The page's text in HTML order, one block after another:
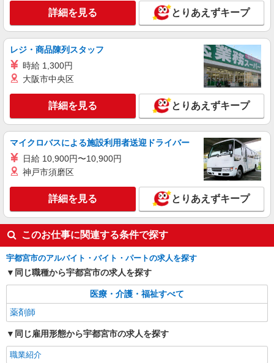
キープ 詳細を見る
パート 正社員 職業紹介
調剤薬局（栃木県宇都宮市）【アイデムエージェント薬剤師】
（JOB043487）
■正社員 年俸：400万円〜700万円 月給：
280,000円〜583,000円 ※年俸の12分割も可能で
す。 ※経験考慮します ■パート 時給：2,000円〜
2,500円 ※経験考慮します
栃木県宇都宮市（調剤薬局）
キープ 詳細を見る
調剤薬局（栃木県宇都宮市）【アイデムエージェント薬剤師】
（JOB066482）
薬剤師（職業紹介）
■正社員 月給：29.4万円以上 ※経験考慮し
栃木県宇都宮市（調剤薬局）
キープ 詳細を見る
詳細を見る とりあえずキープ
レジ・商品陳列スタッフ
時給 1,300円
大阪市中央区
詳細を見る とりあえずキープ
マイクロバスによる施設利用者送迎ドライバー
日給 10,900円〜10,900円
神戸市須磨区
詳細を見る とりあえずキープ
このお仕事に関連する条件で探す
宇都宮市のアルバイト・バイト・パートの求人を探す
同じ職種から宇都宮市の求人を探す
医療・介護・福祉すべて
薬剤師
同じ雇用形態から宇都宮市の求人を探す
職業紹介